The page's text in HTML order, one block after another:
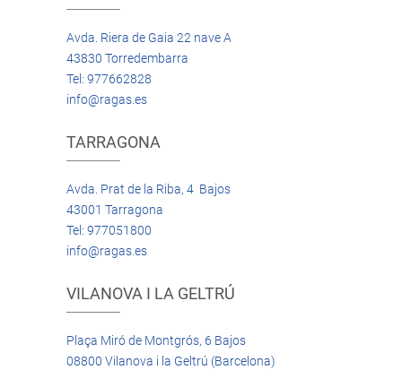
Avda. Riera de Gaia 22 nave A
43830 Torredembarra
Tel: 977662828
info@ragas.es
TARRAGONA
Avda. Prat de la Riba, 4 Bajos
43001 Tarragona
Tel: 977051800
info@ragas.es
VILANOVA I LA GELTRÚ
Plaça Miró de Montgrós, 6 Bajos
08800 Vilanova i la Geltrú (Barcelona)